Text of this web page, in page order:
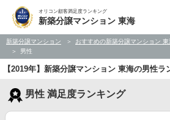
オリコン顧客満足度ランキング
新築分譲マンション 東海
新築分譲マンション おすすめの新築分譲マンション
男性
【2019年】新築分譲マンション 東海の男性ラ
男性 満足度ランキング